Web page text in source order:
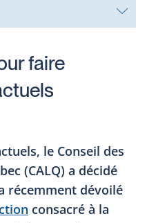
faire
le Conseil des
(CALQ) a décidé
récemment dévoilé
consacré à la